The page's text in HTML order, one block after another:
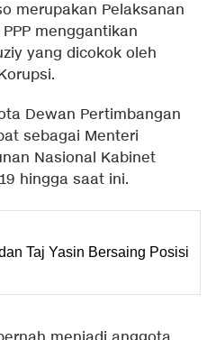
merupakan Pelaksanan
menggantikan
yang dicokok oleh
Dewan Pertimbangan
sebagai Menteri
Nasional Kabinet
hingga saat ini.
Taj Yasin Bersaing Posisi